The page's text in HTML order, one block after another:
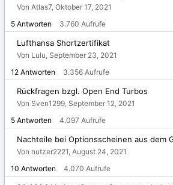
Von Atlas7, Oktober 17, 2021
5 Antworten 3.760 Aufrufe
Lufthansa Shortzertifikat
Von Lulu, September 23, 2021
12 Antworten 3.356 Aufrufe
Rückfragen bzgl. Open End Turbos
Von Sven1299, September 12, 2021
5 Antworten 4.097 Aufrufe
Nachteile bei Optionsscheinen aus dem
Von nutzer2221, August 24, 2021
10 Antworten 4.070 Aufrufe